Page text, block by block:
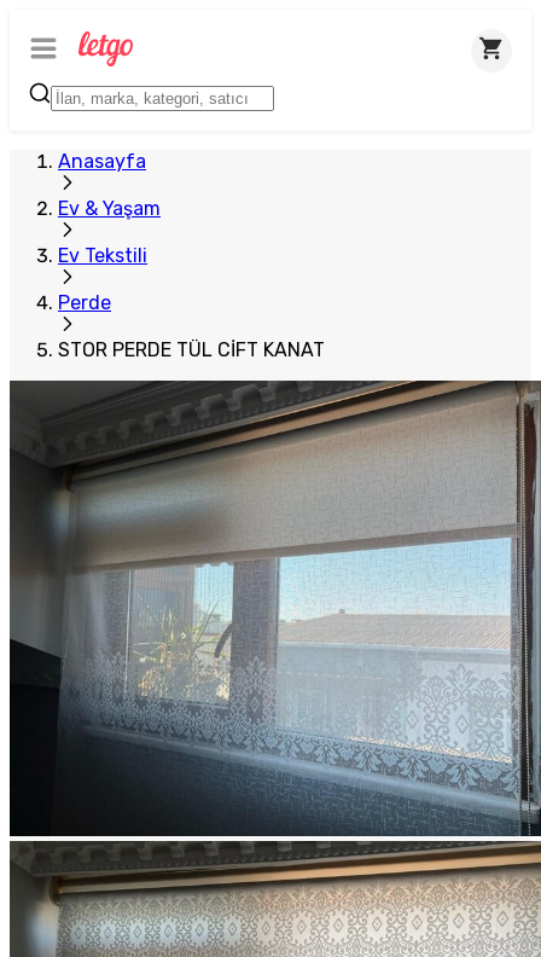
Anasayfa
Ev & Yaşam
Ev Tekstili
Perde
STOR PERDE TÜL CİFT KANAT
Plus Satıcı